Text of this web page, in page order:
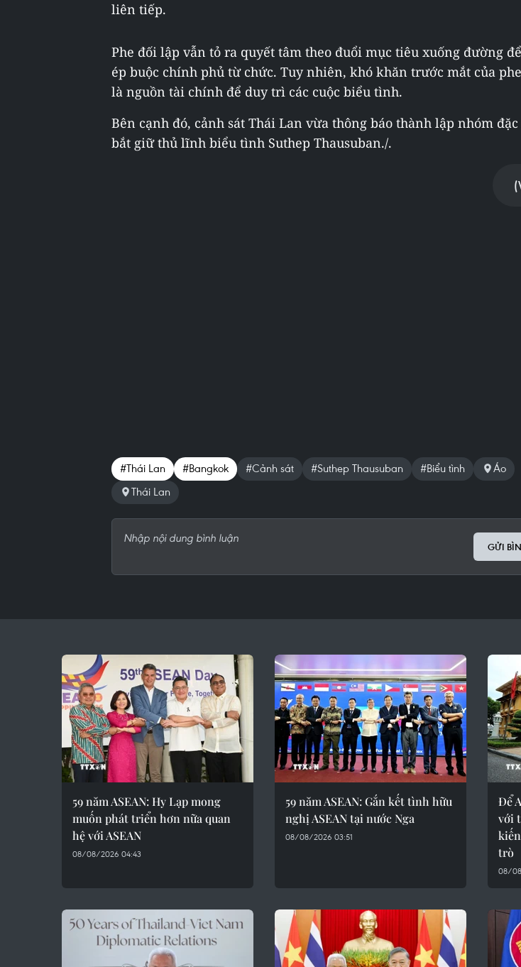
liên tiếp.
Phe đối lập vẫn tỏ ra quyết tâm theo đuổi mục tiêu xuống đường
ép buộc chính phủ từ chức. Tuy nhiên, khó khăn trước mắt của
là nguồn tài chính để duy trì các cuộc biểu tình.
Bên cạnh đó, cảnh sát Thái Lan vừa thông báo thành lập nhóm
bắt giữ thủ lĩnh biểu tình Suthep Thausuban./.
#Thái Lan #Bangkok #Cảnh sát #Suthep Thausuban #Biểu tình
Áo
Thái Lan
GỬI
59 năm ASEAN: Hy Lạp mong
muốn phát triển hơn nữa quan
hệ với ASEAN
08/08/2026 04:43
59 năm ASEAN: Gắn kết tình hữu
nghị ASEAN tại nước Nga
08/08/2026 03:51
Để
với
trò
08/